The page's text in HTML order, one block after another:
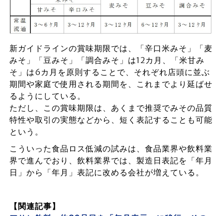
新ガイドラインの賞味期限では、「辛口米みそ」「麦
みそ」「豆みそ」「調合みそ」は12カ月、「米甘み
そ」は6カ月を原則することで、それぞれ店頭に並ぶ
期間や家庭で使用される期間を、これまでより延ばせ
るようにしている。
ただし、この賞味期限は、あくまで推奨でみその品質
特性や取引の実態などから、短く表記することも可能
という。
こういった食品ロス低減の試みは、食品業界や飲料業
界で進んでおり、飲料業界では、製造日表記を「年月
日」から「年月」表記に改める会社が増えている。
【関連記事】